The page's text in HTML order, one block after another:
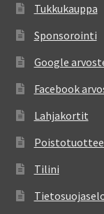
Tukkukauppa
Sponsorointi
Google
Facebook
Lahjakortit
Tilini